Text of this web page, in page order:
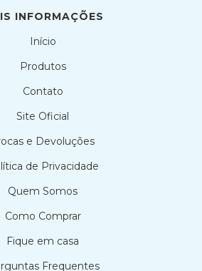
INFORMAÇÕES
Início
Produtos
Contato
Site Oficial
e Devoluções
de Privacidade
Quem Somos
Como Comprar
Fique em casa
Frequentes